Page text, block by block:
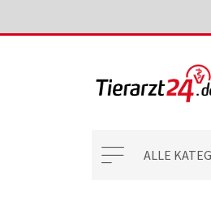
ALLE